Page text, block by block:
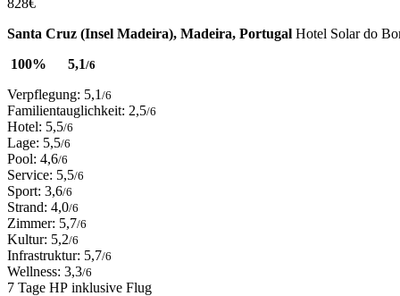
Santa Cruz (Insel Madeira), Madeira, Portugal Hotel Solar do
100%
5,1/6
Verpflegung: 5,1 /6
Familientauglichkeit: 2,5/6
Hotel: 5,5/6
Lage: 5,5/6
Pool: 4,6/6
Service: 5,5/6
Sport: 3,6/6
Strand: 4,0/6
Zimmer: 5,7/6
Kultur: 5,2/6
Infrastruktur: 5,7/6
Wellness: 3,3/6
7 Tage HP inklusive Flug